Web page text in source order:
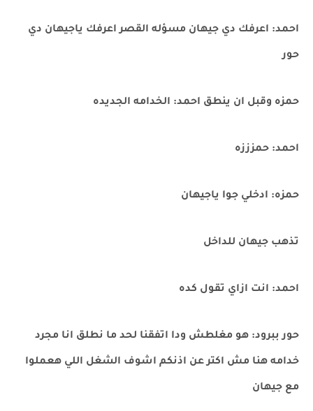
احمد: اعرفك دي جيهان مسؤله القصر اعرفك ياجيهان دي
حور
حمزه وقبل ان ينطق احمد: الخدامه الجديده
احمد: حمزززه
حمزه: ادخلي جوا ياجيهان
تذهب جيهان للداخل
احمد: انت ازاي تقول كده
حور ببرود: هو مغلطش ودا اتفقنا لحد ما نطلق انا مجرد
خدامه هنا مش اكتر عن اذنكم اشوف الشغل اللي هعملوا
مع جيهان